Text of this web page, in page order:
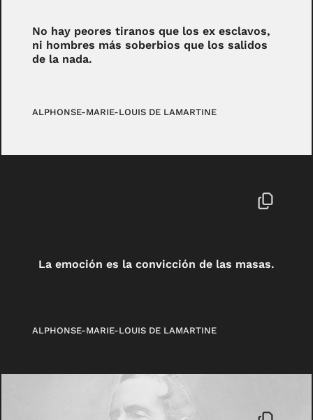
No hay peores tiranos que los ex esclavos,
ni hombres más soberbios que los salidos
de la nada.
ALPHONSE-MARIE-LOUIS DE LAMARTINE
La emoción es la convicción de las masas.
ALPHONSE-MARIE-LOUIS DE LAMARTINE